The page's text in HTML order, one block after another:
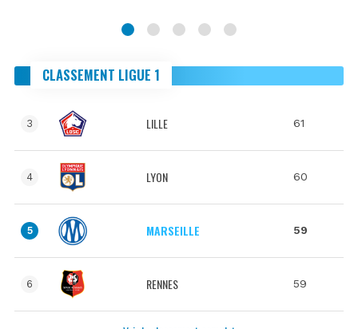
CLASSEMENT LIGUE 1
3 LILLE 61
4 LYON 60
5 MARSEILLE 59
6 RENNES 59